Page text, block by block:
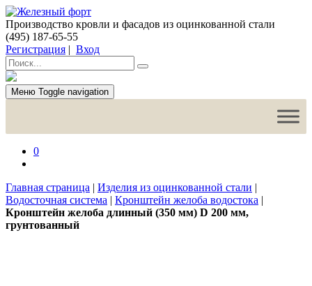
Производство кровли и фасадов из оцинкованной стали
(495) 187-65-55
Регистрация | Вход
Меню Toggle navigation
0
Главная страница | Изделия из оцинкованной стали |
Водосточная система | Кронштейн желоба водостока |
Кронштейн желоба длинный (350 мм) D 200 мм,
грунтованный